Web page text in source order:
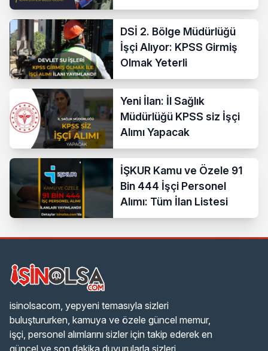
DSİ 2. Bölge Müdürlüğü
İşçi Alıyor: KPSS Girmiş
Olmak Yeterli
Yeni İlan: İl Sağlık
Müdürlüğü KPSS siz İşçi
Alımı Yapacak
İŞKUR Kamu ve Özele 91
Bin 444 İşçi Personel
Alımı: Tüm İlan Listesi
isinolsacom, yepyeni temasıyla sizleri
buluştururken, kamuya ve özele güncel memur,
işçi, personel alımlarını sizler için takip ederek en